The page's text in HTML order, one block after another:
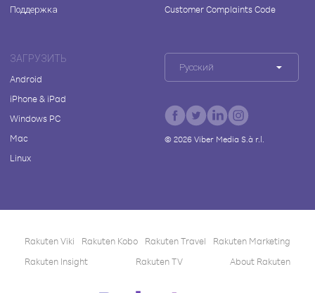
Поддержка
Customer Complaints Code
ЗАГРУЗИТЬ
Android
iPhone & iPad
Windows PC
Mac
Linux
Русский
© 2026Viber Media S.à r.l.
Rakuten Viki Rakuten Kobo Rakuten Travel
Rakuten Marketing
Rakuten Insight
Rakuten TV About Rakuten